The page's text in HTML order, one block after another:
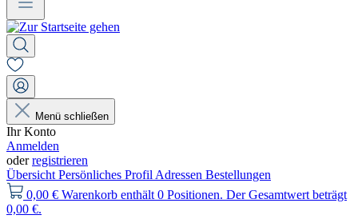
Menü schließen
Ihr Konto
Anmelden
oderregistrieren
Übersicht Persönliches Profil Adressen Bestellungen
0,00 € Warenkorb enthält 0 Positionen. Der Gesamtwert beträgt
0,00 €.